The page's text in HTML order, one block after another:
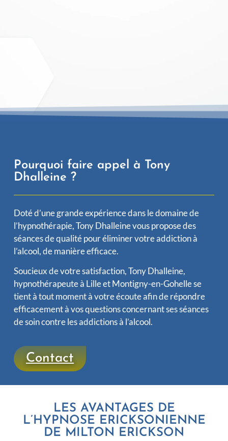
Pourquoi faire appel à Tony
Dhalleine ?
Doté d’une grande expérience dans le domaine de
l’hypnothérapie, Tony Dhalleine vous propose des
séances de qualité pour éliminer votre addiction à
l’alcool, de manière efficace.
Soucieux de votre satisfaction, Tony Dhalleine,
hypnothérapeute à Lille et Montigny-en-Gohelle se
tient à tout moment à votre écoute afin de répondre
efficacement à vos questions concernant ses séances
de soin contre les addictions à l’alcool.
Contact
LES AVANTAGES DE
L’HYPNOSE ERICKSONIENNE
DE MILTON ERICKSON